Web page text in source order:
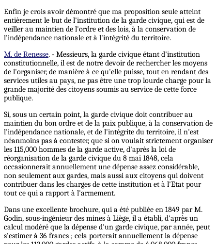
Enfin je crois avoir démontré que ma proposition seule atteint
entièrement le but de l'institution de la garde civique, qui est de
veiller au maintien de l'ordre et des lois, à la conservation de
l'indépendance nationale et à l'intégrité du territoire.
M. de Renesse. - Messieurs, la garde civique étant d'institution
constitutionnelle, il est de notre devoir de rechercher les moyens
de l'organiser, de manière à ce qu'elle puisse, tout en rendant des
services utiles au pays, ne pas être une trop lourde charge pour la
grande majorité des citoyens soumis au service de cette force
publique.
Si, sous un certain point, la garde civique doit contribuer au
maintien du bon ordre et de la paix publique, à la conservation de
l'indépendance nationale, et de l'intégrite du territoire, il n'est
néanmoins pas à contester, que si on voulait strictement organiser
les 115,000 hommes de la garde active, d'après la loi de
réorganisation de la garde civique du 8 mai 1848, cela
occasionnerait annuellement une dépense assez considérable,
non seulement aux gardes, mais aussi aux citoyens qui doivent
contribuer dans les charges de cette institution et à l'Etat pour
tout ce qui a rapport à l'armement.
Dans une excellente brochure, qui a été publiée en 1849 par M.
Godin, sous-ingénieur des mines à Liège, il a établi, d'après un
calcul modéré que la dépense d'un garde civique, par année, peut
s'estimer à 36 francs ; cela porterait annuellement la dépense